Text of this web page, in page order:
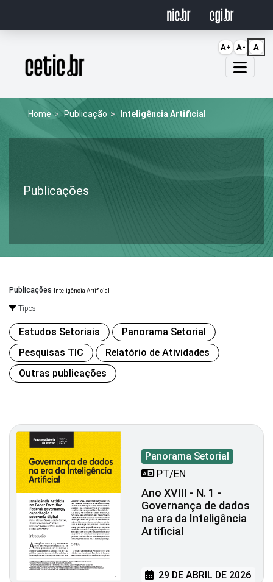
Página inicial
Home Publicação Inteligência Artificial
Publicações
Publicações Inteligência Artificial
Tipos
Estudos Setoriais
Panorama Setorial
Pesquisas TIC
Relatório de Atividades
Outras publicações
Panorama Setorial
PT/EN
Ano XVIII - N. 1 -
Governança de dados
na era da Inteligência
Artificial
29 DE ABRIL DE 2026
A+ A- A